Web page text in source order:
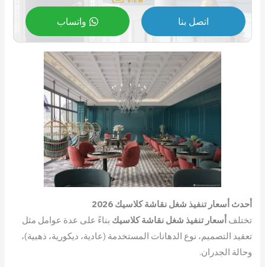
اتصل بنا واتساب
أحدث أسعار تنفيذ شغل نقاشة كلاسيك 2026
تختلفأسعار تنفيذ شغل نقاشة كلاسيك بناءً على عدة عوامل مثل
تعقيد التصميم، نوع الدهانات المستخدمة (عادية، ديكورية، ذهبية)،
وحالة الجدران.